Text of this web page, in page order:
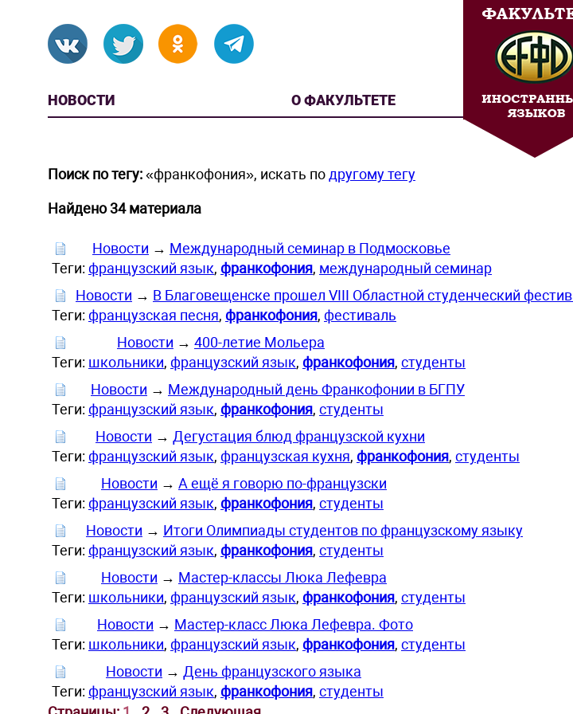
НОВОСТИ О ФАКУЛЬТЕТЕ
Поиск по тегу:«франкофония», искать по другому тегу
Найдено 34 материала
Новости → Международный семинар в Подмосковье
Теги: французский язык, франкофония, международный семинар
Новости → В Благовещенске прошел VIII Областной студенческий
Теги: французская песня, франкофония, фестиваль
Новости → 400-летие Мольера
Теги: школьники, французский язык, франкофония, студенты
Новости → Международный день Франкофонии в БГПУ
Теги: французский язык, франкофония, студенты
Новости → Дегустация блюд французской кухни
Теги: французский язык, французская кухня, франкофония, студенты
Новости → A ещё я говорю по-французски
Теги: французский язык, франкофония, студенты
Новости → Итоги Олимпиады студентов по французскому языку
Теги: французский язык, франкофония, студенты
Новости → Мастер-классы Люка Лефевра
Теги: школьники, французский язык, франкофония, студенты
Новости → Мастер-класс Люка Лефевра. Фото
Теги: школьники, французский язык, франкофония, студенты
Новости → День французского языка
Теги: французский язык, франкофония, студенты